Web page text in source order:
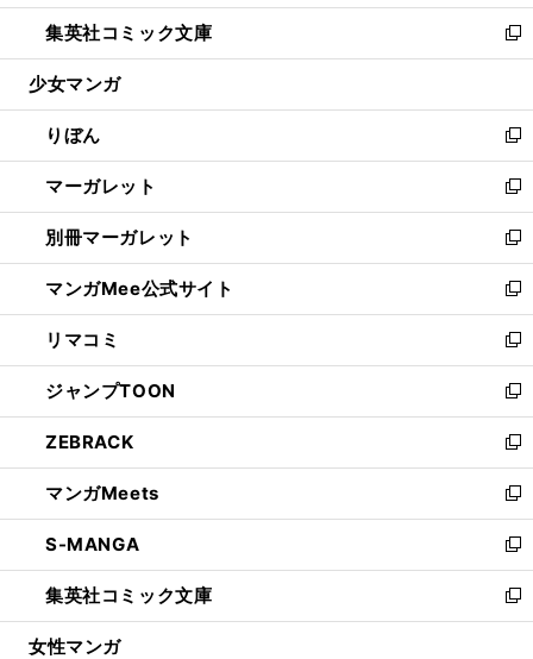
開
く
ウ
で
開
ン
ド
ウ
開
く
ウ
ィ
ン
ウ
で
開
く
し
い
ウ
ン
ド
ウ
で
開
く
集英社コミック文庫
新
し
ウ
ィ
ン
ド
ウ
で
開
く
少女マンガ
りぼん
新
し
い
ウ
ィ
ン
ド
ウ
で
開
く
マーガレット
新
し
い
ウ
ィ
ン
ド
ウ
で
開
く
別冊マーガレット
新
し
い
ウ
ィ
ン
ド
ウ
で
開
く
マンガMee公式サイト
新
し
い
ウ
ィ
ン
ド
ウ
で
開
く
リマコミ
新
し
い
ウ
ィ
ン
ド
ウ
で
開
く
ジャンプTOON
新
し
い
ウ
ィ
ン
ド
ウ
で
開
ZEBRACK
新
し
い
ウ
ィ
ン
ド
ウ
マンガMeets
新
し
い
ウ
ィ
ン
S-MANGA
新
し
い
ウ
集英社コミック文庫
新
し
女性マンガ